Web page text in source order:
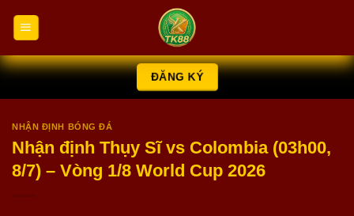
dung
ĐĂNG KÝ
NHẬN ĐỊNH BÓNG ĐÁ
Nhận định Thụy Sĩ vs Colombia (03h00,
8/7) – Vòng 1/8 World Cup 2026